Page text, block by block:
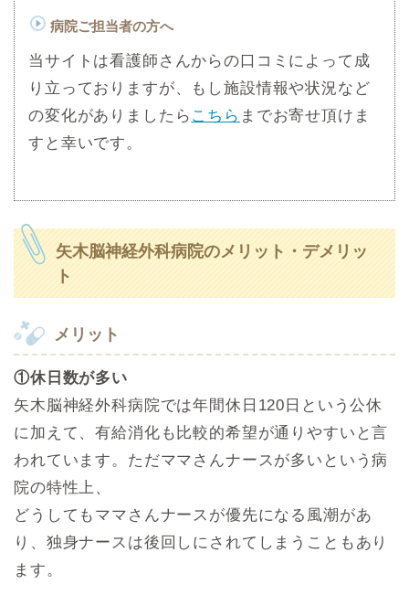
病院ご担当者の方へ
当サイトは看護師さんからの口コミによって成
り立っておりますが、もし施設情報や状況など
の変化がありましたら こちら までお寄せ頂けま
すと幸いです。
矢木脳神経外科病院のメリット・デメリッ
ト
メリット
①休日数が多い
矢木脳神経外科病院では年間休日120日という公休
に加えて、有給消化も比較的希望が通りやすいと言
われています。ただママさんナースが多いという病
院の特性上、
どうしてもママさんナースが優先になる風潮があ
り、独身ナースは後回しにされてしまうこともあり
ます。